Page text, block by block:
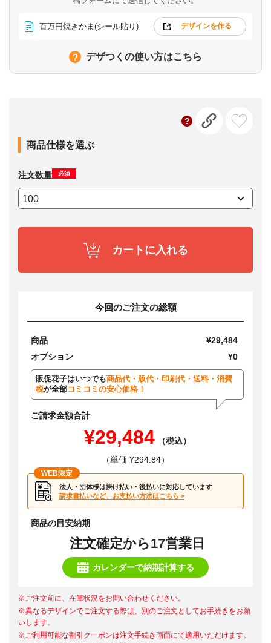
百万円焼きかま(シール貼り) デザインを作る
デザつくの使い方はこちら
商品仕様を選ぶ
注文数量 必須
カートに入れる
今回のご注文の総額
商品
¥29,484
オプション
¥0
販促花子はいつでも商品代・版代・印刷代・送料・消費
税が全部コミコミの安心価格！
ご請求金額合計
¥29,484
（税込）
（単価 ¥294.84）
WEB限定
法人・団体様は掛け払い・後払いに対応しています
請求書払いなど、お支払い方法はこちら >
商品の目安納期
注文確定から17営業日
カレンダーで納期計算する
※ご注文前に、在庫状況をお問い合わせください。
※異なるデザインでご注文する際は、別のご注文としてお手続きをお願
いします。
※ご利用可能な割引クーポンは注文手続き画面にて適用いただけます。